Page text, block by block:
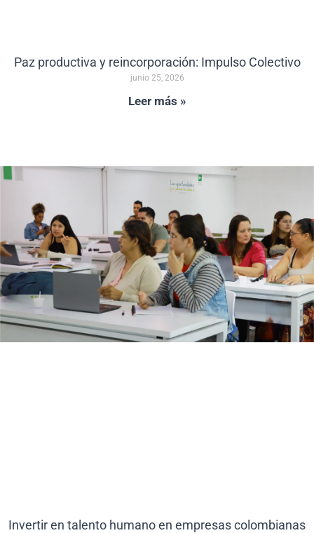
Paz productiva y reincorporación: Impulso Colectivo
junio 25, 2026
Leer más »
Invertir en talento humano en empresas colombianas